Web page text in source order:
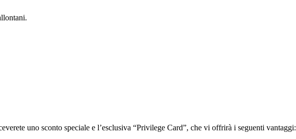
uno sconto speciale e l’esclusiva “Privilege Card”, che vi offrirà i seguenti vantaggi: